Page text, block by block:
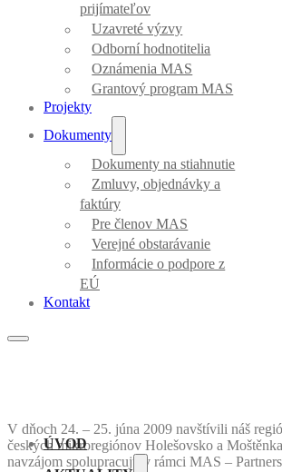
prijímateľov
Uzavreté výzvy
Odborní hodnotitelia
Oznámenia MAS
Grantový program MAS
Projekty
Dokumenty
Dokumenty na stiahnutie
Zmluvy, objednávky a
faktúry
Pre členov MAS
Verejné obstarávanie
Informácie o podpore z
EÚ
Kontakt
ÚVOD
V dňoch 24. – 25. júna 2009 navštívili náš
českých mikroregiónov Holešovsko a
navzájom spolupracujú v rámci MAS –